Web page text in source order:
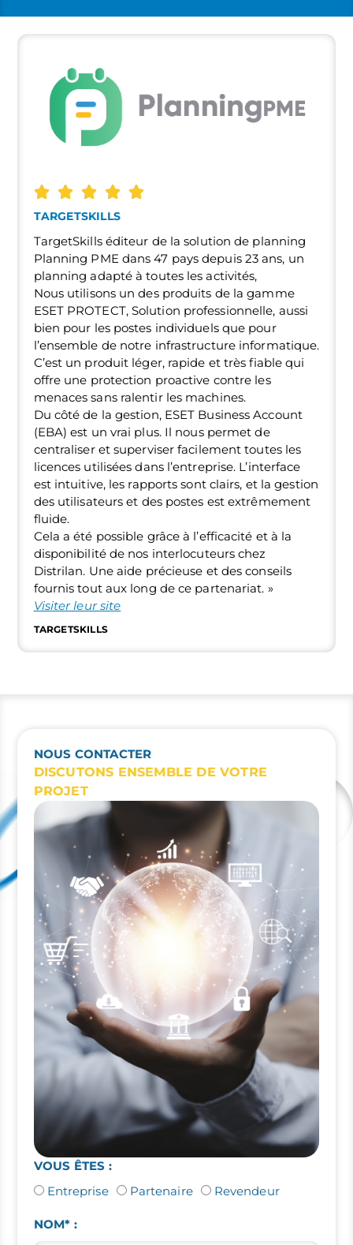
TARGETSKILLS
TargetSkills éditeur de la solution de planning
Planning PME dans 47 pays depuis 23 ans, un
planning adapté à toutes les activités,
Nous utilisons un des produits de la gamme
ESET PROTECT, Solution professionnelle, aussi
bien pour les postes individuels que pour
l’ensemble de notre infrastructure informatique.
C’est un produit léger, rapide et très fiable qui
offre une protection proactive contre les
menaces sans ralentir les machines.
Du côté de la gestion, ESET Business Account
(EBA) est un vrai plus. Il nous permet de
centraliser et superviser facilement toutes les
licences utilisées dans l’entreprise. L’interface
est intuitive, les rapports sont clairs, et la gestion
des utilisateurs et des postes est extrêmement
fluide.
Cela a été possible grâce à l’efficacité et à la
disponibilité de nos interlocuteurs chez
Distrilan. Une aide précieuse et des conseils
fournis tout aux long de ce partenariat. »
Visiter leur site
TARGETSKILLS
NOUS CONTACTER
DISCUTONS ENSEMBLE DE VOTRE
PROJET
VOUS ÊTES :
Entreprise
Partenaire Revendeur
NOM* :